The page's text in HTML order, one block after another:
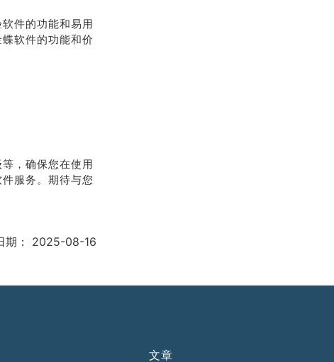
件的功能和易用
软件的功能和价
，确保您在使用
服务。期待与您
期： 2025-08-16
文章